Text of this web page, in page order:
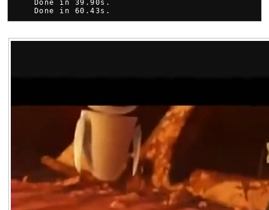
    Done in 39.90s.